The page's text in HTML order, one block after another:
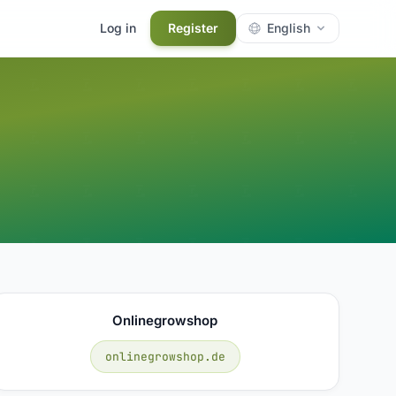
Log in Register English
Onlinegrowshop
onlinegrowshop.de